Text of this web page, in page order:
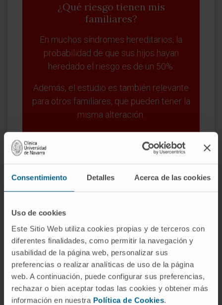
Consentimiento Detalles Acerca de las cookies
Uso de cookies
Este Sitio Web utiliza cookies propias y de terceros con
diferentes finalidades, como permitir la navegación y
usabilidad de la página web, personalizar sus
preferencias o realizar analíticas de uso de la página
web. A continuación, puede configurar sus preferencias,
rechazar o bien aceptar todas las cookies y obtener más
información en nuestra Política de Cookies.
¿Qué riesgo tienen mis
familiares?
En muchos síndromes hereditarios, la
probabilidad de que sus hijos hayan
heredado el riesgo es de un 50%.
Además, el estudio es también relevante
para otros familiares, que pueden tener la
misma alteración.
¿Qué ocurre si tengo una
alteración genética?
pruebas necesarias para prevenir su
aparición o diagnosticarlo de forma
precoz, aumentando así las posibilidades
de curación.